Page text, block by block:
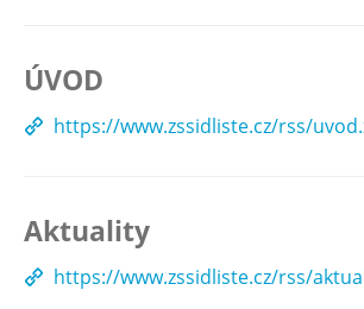
ÚVOD
https://www.zssidliste.cz/rss/
Aktuality
https://www.zssidliste.cz/rss/